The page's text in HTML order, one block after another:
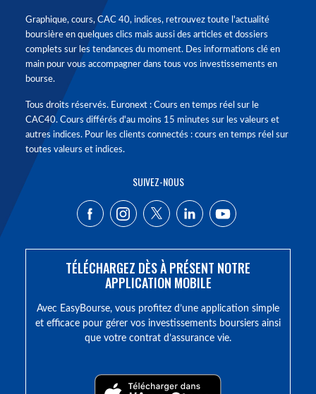
Graphique, cours, CAC 40, indices, retrouvez toute l'actualité
boursière en quelques clics mais aussi des articles et dossiers
complets sur les tendances du moment. Des informations clé en
main pour vous accompagner dans tous vos investissements en
bourse.
Tous droits réservés. Euronext : Cours en temps réel sur le
CAC40. Cours différés d'au moins 15 minutes sur les valeurs et
autres indices. Pour les clients connectés : cours en temps réel sur
toutes valeurs et indices.
SUIVEZ-NOUS
TÉLÉCHARGEZ DÈS À PRÉSENT NOTRE
APPLICATION MOBILE
Avec EasyBourse, vous profitez d’une application simple
et efficace pour gérer vos investissements boursiers ainsi
que votre contrat d’assurance vie.